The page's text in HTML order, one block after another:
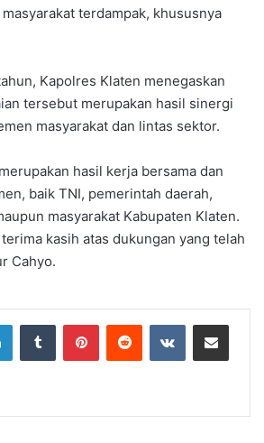
terdampak, khususnya
Kapolres Klaten menegaskan
tersebut merupakan hasil sinergi
masyarakat dan lintas sektor.
hasil kerja bersama dan
baik TNI, pemerintah daerah,
masyarakat Kabupaten Klaten.
kasih atas dukungan yang telah
Cahyo.